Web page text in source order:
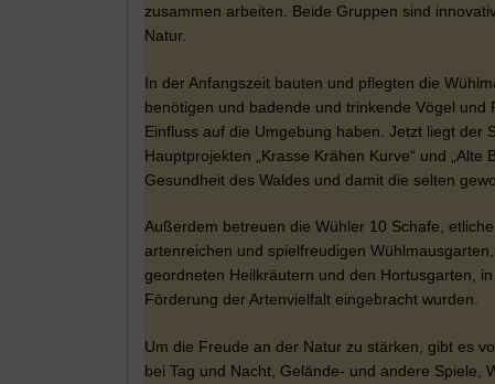
zusammen arbeiten. Beide Gruppen sind
Natur.
In der Anfangszeit bauten und pflegten die
benötigen und badende und trinkende Vögel
Einfluss auf die Umgebung haben. Jetzt liegt der
Hauptprojekten „Krasse Krähen Kurve“ und
Gesundheit des Waldes und damit die selten
Außerdem betreuen die Wühler 10 Schafe,
artenreichen und spielfreudigen
geordneten Heilkräutern und den Hortusgarten,
Förderung der Artenvielfalt eingebracht wurden.
Um die Freude an der Natur zu stärken, gibt es
bei Tag und Nacht, Gelände- und andere Spiele,